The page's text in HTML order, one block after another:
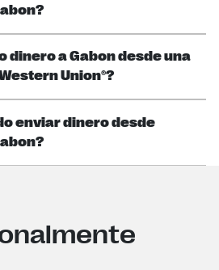
dinero a Gabon desde una
Union®?
enviar dinero desde